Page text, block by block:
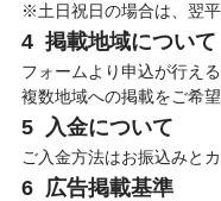
※土日祝日の場合は、翌
掲載地域について
フォームより申込が行え
複数地域への掲載をご希
入金について
ご入金方法はお振込みと
広告掲載基準